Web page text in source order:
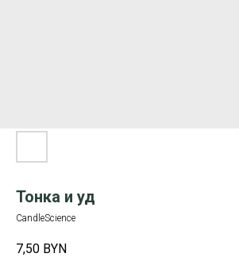
Тонка и уд
CandleScience
7,50 BYN